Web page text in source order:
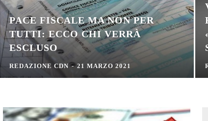
PACE FISCALE MA NON PER
TUTTI: ECCO CHI VERRÀ
ESCLUSO
REDAZIONE CDN - 21 MARZO 2021